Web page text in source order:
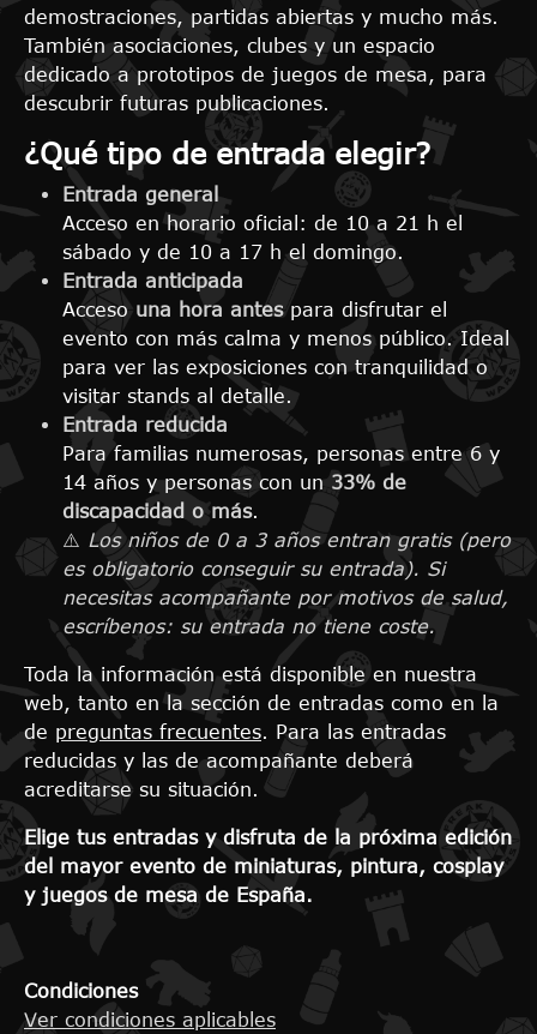
demostraciones, partidas abiertas y mucho más.
También asociaciones, clubes y un espacio
dedicado a prototipos de juegos de mesa, para
descubrir futuras publicaciones.
¿Qué tipo de entrada elegir?
Entrada general
Acceso en horario oficial: de 10 a 21 h el
sábado y de 10 a 17 h el domingo.
Entrada anticipada
Acceso una hora antespara disfrutar el
evento con más calma y menos público. Ideal
para ver las exposiciones con tranquilidad o
visitar stands al detalle.
Entrada reducida
Para familias numerosas, personas entre 6 y
14 años y personas con un33% de
discapacidad o más.
⚠️ Los niños de 0 a 3 años entran gratis (pero
es obligatorio conseguir su entrada). Si
necesitas acompañante por motivos de salud,
escríbenos: su entrada no tiene coste.
Toda la información está disponible en nuestra
web, tanto en la sección de entradas como en la
de preguntas frecuentes. Para las entradas
reducidas y las de acompañante deberá
acreditarse su situación.
Elige tus entradas y disfruta de la próxima edición
del mayor evento de miniaturas, pintura, cosplay
y juegos de mesa de España.
Condiciones
Ver condiciones aplicables